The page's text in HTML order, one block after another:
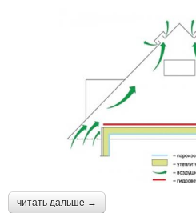
читать дальше →